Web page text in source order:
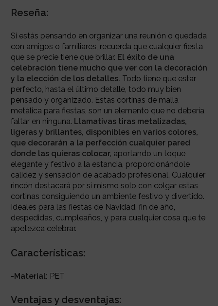
Reseña:
Si estás pensando en organizar una reunión o quedada
con amigos o familiares, recuerda que cualquier fiesta
que se precie tiene que brillar. El éxito de una
celebración tiene mucho que ver con la decoración
y la elección de los detalles. Todo tiene que estar
perfecto, hasta el último detalle, todo muy bien
pensado y organizado. Estas cortinas de malla
metálica para fiestas, son un elemento que no debería
faltar en ninguna. Llamativas tiras metalizadas,
ligeras y brillantes, disponibles en varios colores,
que decorarán a la perfección cualquier pared
donde las quieras colocar, aportando un toque
elegante y festivo a la estancia, proporcionándole
calidez y sensación de acabado profesional. Cualquier
rincón destacará por si mismo solo con colgar estas
cortinas consiguiendo un ambiente festivo y divertido.
Ideales para las fiestas de Navidad, fin de año,
despedidas, cumpleaños, y para cualquier cosa que te
apetezca celebrar.
Características:
-Material: PET
Ventajas y desventajas: